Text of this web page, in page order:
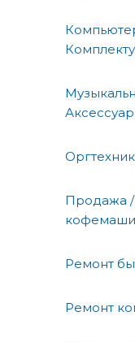
Продажа
Ремонт
Ремонт